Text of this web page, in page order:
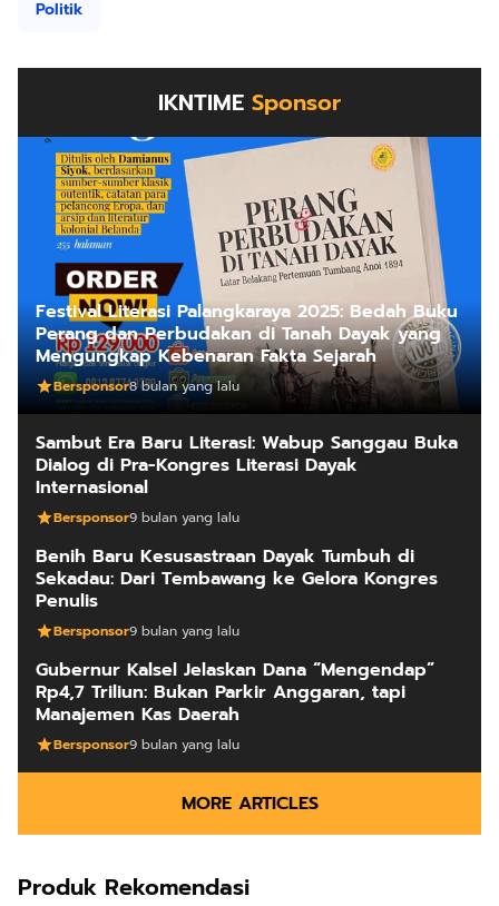
Politik
IKNTIME Sponsor
Festival Literasi Palangkaraya 2025: Bedah Buku
Perang dan Perbudakan di Tanah Dayak yang
Mengungkap Kebenaran Fakta Sejarah
Bersponsor8 bulan yang lalu
Sambut Era Baru Literasi: Wabup Sanggau Buka
Dialog di Pra-Kongres Literasi Dayak
Internasional
Bersponsor9 bulan yang lalu
Benih Baru Kesusastraan Dayak Tumbuh di
Sekadau: Dari Tembawang ke Gelora Kongres
Penulis
Bersponsor9 bulan yang lalu
Gubernur Kalsel Jelaskan Dana “Mengendap”
Rp4,7 Triliun: Bukan Parkir Anggaran, tapi
Manajemen Kas Daerah
Bersponsor9 bulan yang lalu
MORE ARTICLES
Produk Rekomendasi